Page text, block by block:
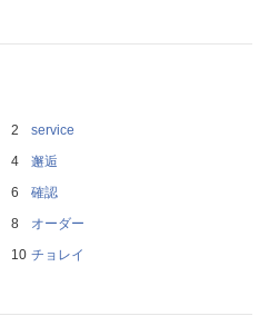
service
邂逅
確認
オーダー
チョレイ